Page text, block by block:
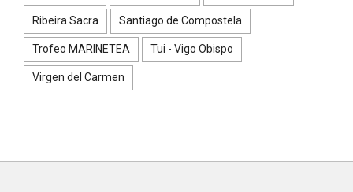
Ribeira Sacra Santiago de Compostela
Trofeo MARINETEA Tui - Vigo Obispo
Virgen del Carmen